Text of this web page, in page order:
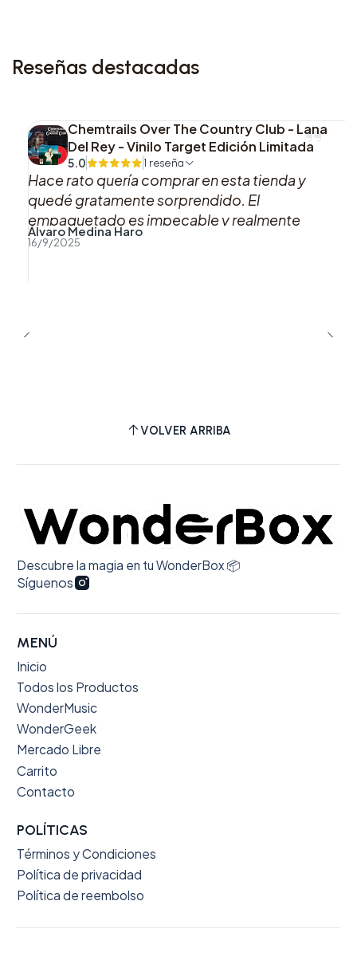
Esta edición en vinilo rojo es una pieza de
excepcional.
Reseñas destacadas
Chemtrails Over The Country Club - Lana
Del Rey - Vinilo Target Edición Limitada
5.0 1 reseña
Hace rato quería comprar en esta tienda y
quedé gratamente sorprendido. El
empaquetado es impecable y realmente
marca la diferencia. Definitivamente volveré
Álvaro Medina Haro
16/9/2025
VOLVER ARRIBA
Descubre la magia en tu WonderBox 📦
Síguenos
MENÚ
Inicio
Todos los Productos
WonderMusic
WonderGeek
Mercado Libre
Carrito
Contacto
POLÍTICAS
Términos y Condiciones
Política de privacidad
Política de reembolso